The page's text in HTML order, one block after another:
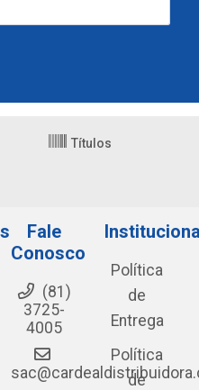
Títulos
Fale
Conosco
(81)
3725-
4005
Política
de
Entrega
Política
de